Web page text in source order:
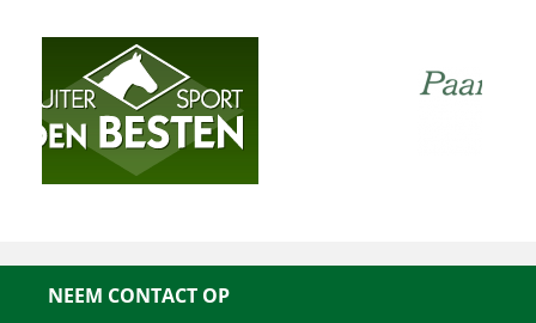
NEEM CONTACT OP